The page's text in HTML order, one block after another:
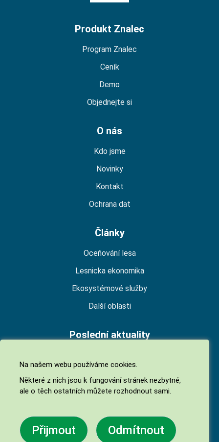
Produkt Znalec
Program Znalec
Ceník
Demo
Objednejte si
O nás
Kdo jsme
Novinky
Kontakt
Ochrana dat
Články
Oceňování lesa
Lesnicka ekonomika
Ekosystémové služby
Další oblasti
Poslední aktuality
Národní platforma pro ekosystémové služby
06. 07. 2026
05. 05. 2026
Finanční příspěvky na hospodaření v lesích 2026
Na našem webu používáme cookies.
Některé z nich jsou k fungování stránek nezbytné,
ale o těch ostatních můžete rozhodnout sami.
Přijmout Odmítnout